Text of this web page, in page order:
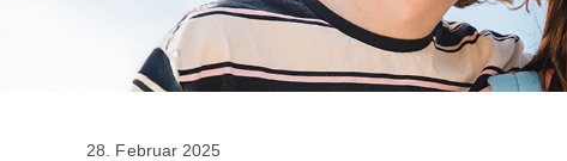
28. Februar 2025